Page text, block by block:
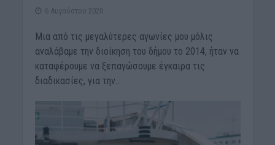
6 Αυγούστου 2020
Μια από τις μεγαλύτερες αγωνίες μου μόλις
αναλάβαμε την διοίκηση του δήμου το 2014, ήταν να
καταφέρουμε να ξεπαγώσουμε έγκαιρα τις
διαδικασίες, για την...